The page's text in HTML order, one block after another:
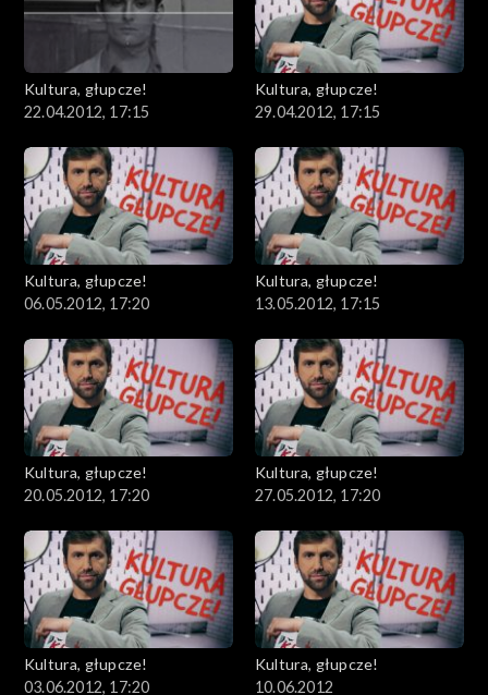
Kultura, głupcze!
22.04.2012, 17:15
Kultura, głupcze!
29.04.2012, 17:15
Kultura, głupcze!
06.05.2012, 17:20
Kultura, głupcze!
13.05.2012, 17:15
Kultura, głupcze!
20.05.2012, 17:20
Kultura, głupcze!
27.05.2012, 17:20
Kultura, głupcze!
03.06.2012, 17:20
Kultura, głupcze!
10.06.2012